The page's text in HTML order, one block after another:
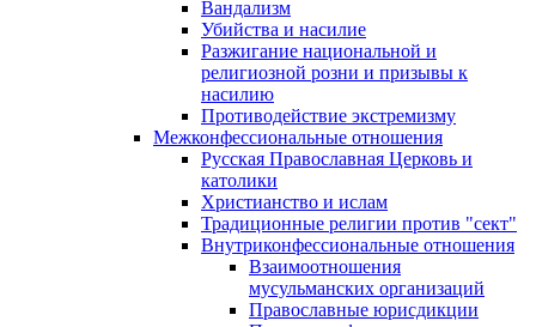
Вандализм
Убийства и насилие
Разжигание национальной и
религиозной розни и призывы к
насилию
Противодействие экстремизму
Межконфессиональные отношения
Русская Православная Церковь и
католики
Христианство и ислам
Традиционные религии против "сект"
Внутриконфессиональные отношения
Взаимоотношения
мусульманских организаций
Православные юрисдикции